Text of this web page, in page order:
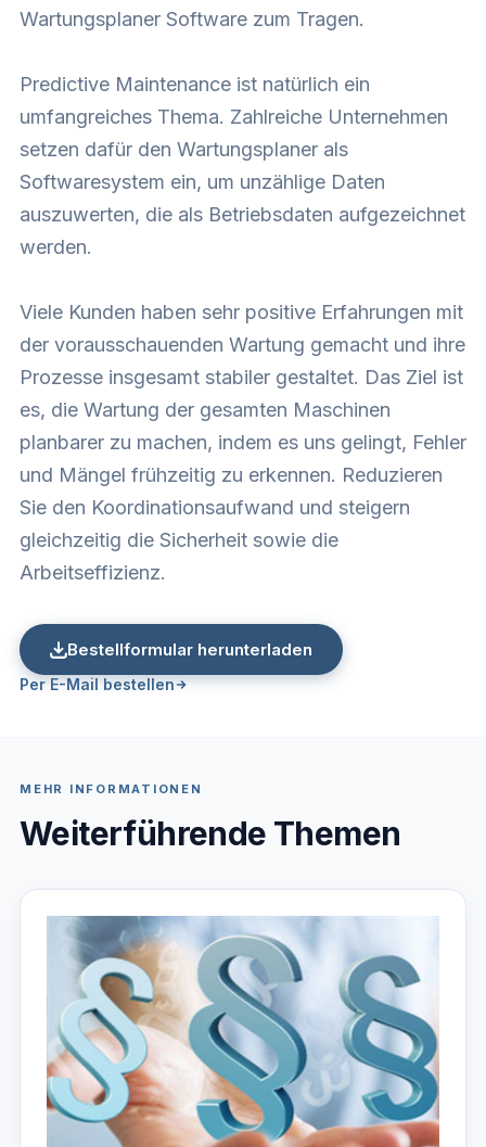
Wartungsplaner Software zum Tragen.
Predictive Maintenance ist natürlich ein
umfangreiches Thema. Zahlreiche Unternehmen
setzen dafür den Wartungsplaner als
Softwaresystem ein, um unzählige Daten
auszuwerten, die als Betriebsdaten aufgezeichnet
werden.
Viele Kunden haben sehr positive Erfahrungen mit
der vorausschauenden Wartung gemacht und ihre
Prozesse insgesamt stabiler gestaltet. Das Ziel ist
es, die Wartung der gesamten Maschinen
planbarer zu machen, indem es uns gelingt, Fehler
und Mängel frühzeitig zu erkennen. Reduzieren
Sie den Koordinationsaufwand und steigern
gleichzeitig die Sicherheit sowie die
Arbeitseffizienz.
Bestellformular herunterladen
Per E-Mail bestellen
MEHR INFORMATIONEN
Weiterführende Themen